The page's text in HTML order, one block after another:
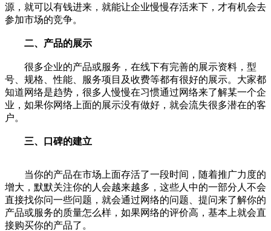
源，就可以有钱进来，就能让企业慢慢存活来下，才有机会去
参加市场的竞争。
二、产品的展示
很多企业的产品或服务，在线下有完善的展示资料，型
号、规格、性能、服务项目及收费等都有很好的展示。大家都
知道网络是趋势，很多人慢慢在习惯通过网络来了解某一个企
业，如果你网络上面的展示没有做好，就会流失很多潜在的客
户。
三、口碑的建立
当你的产品在市场上面存活了一段时间，随着推广力度的
增大，默默关注你的人会越来越多，这些人中的一部分人不会
直接找你问一些问题，就会通过网络的问题、提问来了解你的
产品或服务的质量怎么样，如果网络的评价高，基本上就会直
接购买你的产品了。